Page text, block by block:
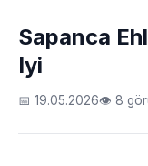
Sapanca
Iyi
📅 19.05.2026👁 8